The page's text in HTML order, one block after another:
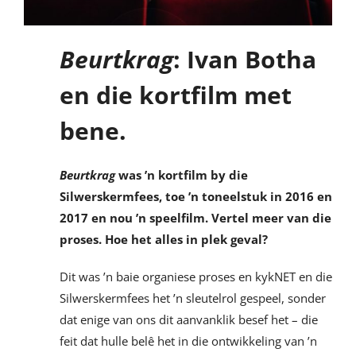
Beurtkrag: Ivan Botha
en die kortfilm met
bene.
Beurtkragwas ’n kortfilm by die
Silwerskermfees, toe ’n toneelstuk in 2016 en
2017 en nou ’n speelfilm. Vertel meer van die
proses. Hoe het alles in plek geval?
Dit was ’n baie organiese proses en kykNET en die
Silwerskermfees het ’n sleutelrol gespeel, sonder
dat enige van ons dit aanvanklik besef het – die
feit dat hulle belê het in die ontwikkeling van ’n